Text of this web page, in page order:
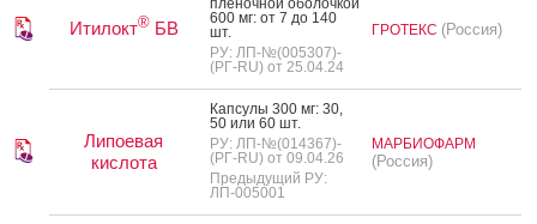
Итилокт®БВ
600 мг: от 7 до 140
шт.
РУ: ЛП-№(005307)-
(РГ-RU) от 25.04.24
ГРОТЕКС (Россия)
Липоевая
кислота
Кап­су­лы 300 мг: 30,
50 или 60 шт.
РУ: ЛП-№(014367)-
(РГ-RU) от 09.04.26
Предыдущий РУ:
ЛП-005001
МАРБИОФАРМ
(Россия)